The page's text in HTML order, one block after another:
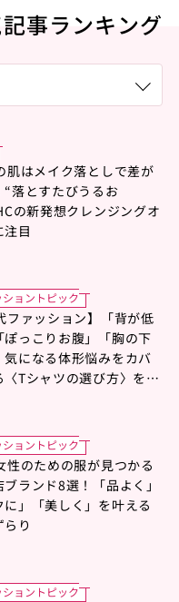
事ランキング
肌はメイク落としで差が
“落とすたびうるお
の新発想クレンジングオ
注目
ショントピック
ファッション】「背が低
ぽっこりお腹」「胸の下
気になる体形悩みをカバ
〈Tシャツの選び方〉をス
ショントピック
性のための服が見つかる
ランド8選！「品よく」
に」「美しく」を叶える
り
ショントピック